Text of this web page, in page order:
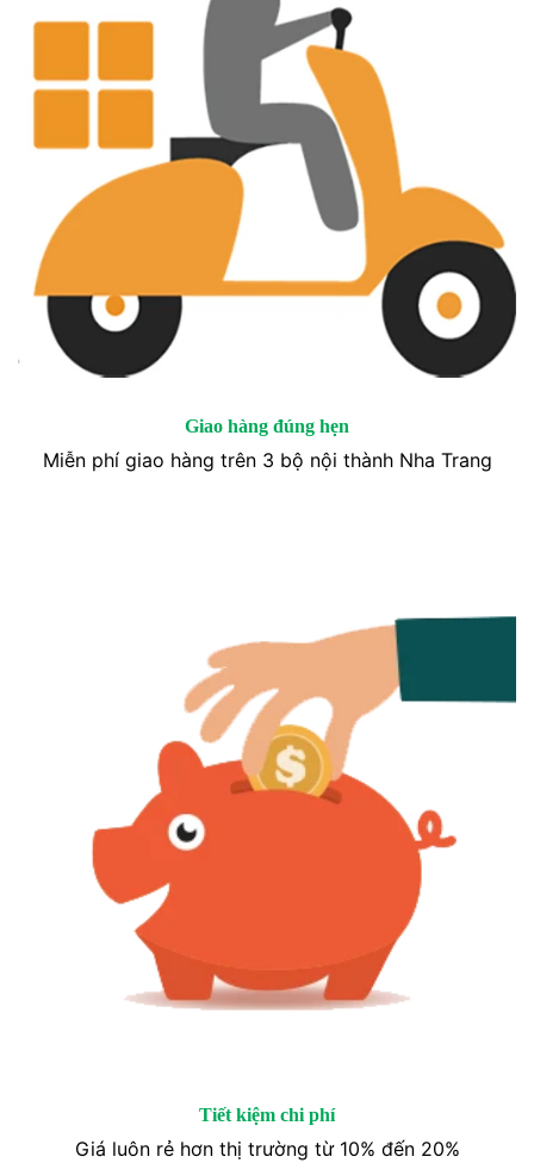
Giao hàng đúng hẹn
Miễn phí giao hàng trên 3 bộ nội thành Nha Trang
Tiết kiệm chi phí
Giá luôn rẻ hơn thị trường từ 10% đến 20%